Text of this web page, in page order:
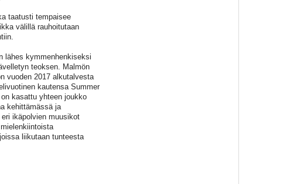
taatusti tempaisee
välillä rauhoitutaan
lähes kymmenhenkiseksi
teoksen. Malmön
vuoden 2017 alkutalvesta
kautensa Summer
kasattu yhteen joukko
kehittämässä ja
ikäpolvien muusikot
liikutaan tunteesta